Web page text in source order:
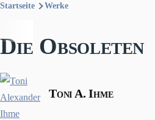
Startseite Werke
Die Obsoleten
Toni A. Ihme